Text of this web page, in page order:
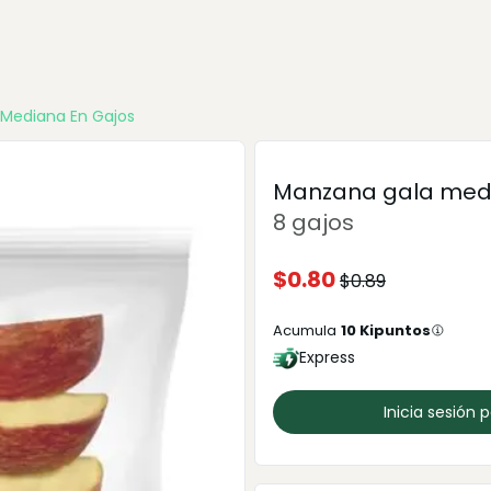
En Gajos
Manzana gala
8 gajos
$0.80$0.89
Acumula 10 Kipuntos
Express
Inicia sesión